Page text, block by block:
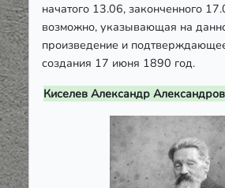
начатого 13.06, законченного
возможно, указывающая на
произведение и
создания 17 июня 1890 год.
Киселев Александр